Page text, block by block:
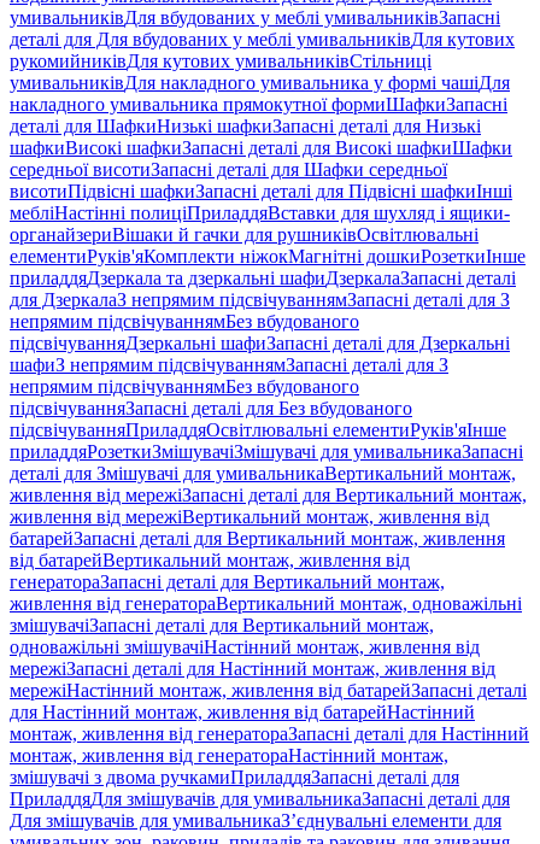
умивальниківДля вбудованих у меблі умивальниківЗапасні
деталі для Для вбудованих у меблі умивальниківДля кутових
рукомийниківДля кутових умивальниківСтільниці
умивальниківДля накладного умивальника у формі чашіДля
накладного умивальника прямокутної формиШафкиЗапасні
деталі для ШафкиНизькі шафкиЗапасні деталі для Низькі
шафкиВисокі шафкиЗапасні деталі для Високі шафкиШафки
середньої висотиЗапасні деталі для Шафки середньої
висотиПідвісні шафкиЗапасні деталі для Підвісні шафкиІнші
мебліНастінні полиціПриладдяВставки для шухляд і ящики-
органайзериВішаки й гачки для рушниківОсвітлювальні
елементиРуків'яКомплекти ніжокМагнітні дошкиРозеткиІнше
приладдяДзеркала та дзеркальні шафиДзеркалаЗапасні деталі
для ДзеркалаЗ непрямим підсвічуваннямЗапасні деталі для З
непрямим підсвічуваннямБез вбудованого
підсвічуванняДзеркальні шафиЗапасні деталі для Дзеркальні
шафиЗ непрямим підсвічуваннямЗапасні деталі для З
непрямим підсвічуваннямБез вбудованого
підсвічуванняЗапасні деталі для Без вбудованого
підсвічуванняПриладдяОсвітлювальні елементиРуків'яІнше
приладдяРозеткиЗмішувачіЗмішувачі для умивальникаЗапасні
деталі для Змішувачі для умивальникаВертикальний монтаж,
живлення від мережіЗапасні деталі для Вертикальний монтаж,
живлення від мережіВертикальний монтаж, живлення від
батарейЗапасні деталі для Вертикальний монтаж, живлення
від батарейВертикальний монтаж, живлення від
генератораЗапасні деталі для Вертикальний монтаж,
живлення від генератораВертикальний монтаж, одноважільні
змішувачіЗапасні деталі для Вертикальний монтаж,
одноважільні змішувачіНастінний монтаж, живлення від
мережіЗапасні деталі для Настінний монтаж, живлення від
мережіНастінний монтаж, живлення від батарейЗапасні деталі
для Настінний монтаж, живлення від батарейНастінний
монтаж, живлення від генератораЗапасні деталі для Настінний
монтаж, живлення від генератораНастінний монтаж,
змішувачі з двома ручкамиПриладдяЗапасні деталі для
ПриладдяДля змішувачів для умивальникаЗапасні деталі для
Для змішувачів для умивальникаЗ’єднувальні елементи для